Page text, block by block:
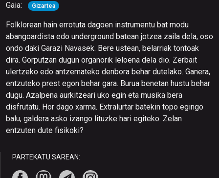
Gaia: Gizartea
Folklorean hain errotuta dagoen instrumentu bat modu
abangoardista edo underground batean jotzea zaila dela, oso
ondo daki Garazi Navasek. Bere ustean, belarriak tontoak
dira. Gorputzan dugun organorik leloena dela dio. Zerbait
ulertzeko edo antzemateko denbora behar dutelako. Ganera,
entzuteko prest egon behar gara. Burua benetan hustu behar
dugu. Azalpena aurkitzeari uko egin eta musika bera
disfrutatu. Hor dago xarma. Extralurtar batekin topo egingo
balu, galdera asko izango lituzke hari egiteko. Zelan
entzuten dute fisikoki?
PARTEKATU SAREAN: